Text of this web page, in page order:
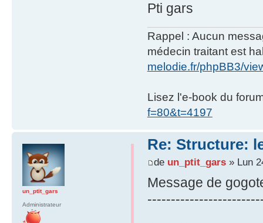
Pti gars
Rappel : Aucun
médecin traitant est
melodie.fr/phpBB3/
Lisez l'e-book du
f=80&t=4197
Re: Structure:
de un_ptit_gars» Lun
Message de
un_ptit_gars
Administrateur